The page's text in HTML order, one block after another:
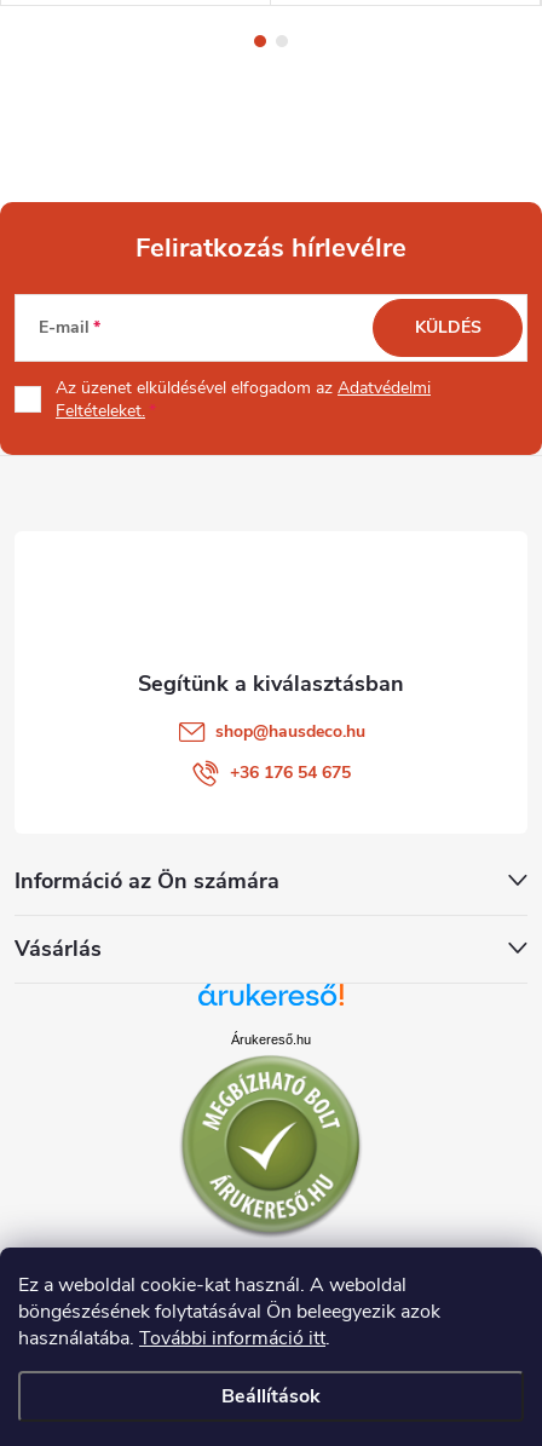
Ez a weboldal cookie-kat használ. A weboldal
böngészésének folytatásával Ön beleegyezik azok
használatába. További információ itt.
Beállítások
L
á
b
Feliratkozás hírlevélre
E-mail
Az üzenet elküldésével elfogadom az Adatvédelmi
Feltételeket.
KÜLDÉS
Információ az Ön számára
Vásárlás
shop@hausdeco.hu
+36 176 54 675
Árukereső.hu